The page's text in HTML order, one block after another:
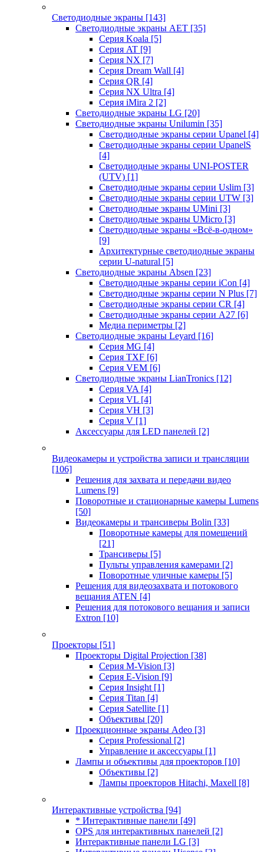
Светодиодные экраны [143]
Светодиодные экраны AET [35]
Cерия Koala [5]
Серия AT [9]
Серия NX [7]
Серия Dream Wall [4]
Серия QR [4]
Серия NX Ultra [4]
Серия iMira 2 [2]
Светодиодные экраны LG [20]
Светодиодные экраны Unilumin [35]
Светодиодные экраны серии Upanel [4]
Светодиодные экраны серии UpanelS
[4]
Светодиодные экраны UNI-POSTER
(UTV) [1]
Светодиодные экраны серии Uslim [3]
Светодиодные экраны серии UTW [3]
Светодиодные экраны UMini [3]
Светодиодные экраны UMicro [3]
Светодиодные экраны «Всё-в-одном»
[9]
Архитектурные светодиодные экраны
серии U-natural [5]
Светодиодные экраны Absen [23]
Светодиодные экраны серии iCon [4]
Светодиодные экраны серии N Plus [7]
Светодиодные экраны серии CR [4]
Светодиодные экраны серии А27 [6]
Медиа периметры [2]
Светодиодные экраны Leyard [16]
Серия MG [4]
Серия TXF [6]
Серия VEM [6]
Светодиодные экраны LianTronics [12]
Серия VA [4]
Серия VL [4]
Серия VH [3]
Серия V [1]
Аксессуары для LED панелей [2]
Видеокамеры и устройства записи и трансляции
[106]
Решения для захвата и передачи видео
Lumens [9]
Поворотные и стационарные камеры Lumens
[50]
Видеокамеры и трансиверы Bolin [33]
Поворотные камеры для помещений
[21]
Трансиверы [5]
Пульты управления камерами [2]
Поворотные уличные камеры [5]
Решения для видеозахвата и потокового
вещания ATEN [4]
Решения для потокового вещания и записи
Extron [10]
Проекторы [51]
Проекторы Digital Projection [38]
Серия M-Vision [3]
Серия E-Vision [9]
Серия Insight [1]
Серия Titan [4]
Серия Satellite [1]
Объективы [20]
Проекционные экраны Adeo [3]
Серия Professional [2]
Управление и аксессуары [1]
Лампы и объективы для проекторов [10]
Объективы [2]
Лампы проекторов Hitachi, Maxell [8]
Интерактивные устройства [94]
* Интерактивные панели [49]
OPS для интерактивных панелей [2]
Интерактивные панели LG [3]